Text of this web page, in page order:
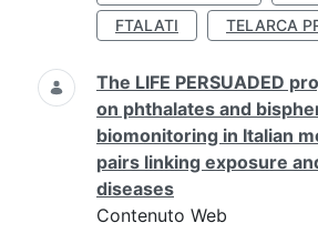
FTALATI
TELARCA
The LIFE PERSUADED
on phthalates and
biomonitoring in Italian
pairs linking exposure
diseases
Contenuto Web